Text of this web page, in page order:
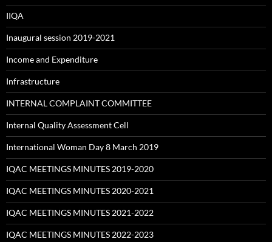
IIQA
Inaugural session 2019-2021
Income and Expenditure
Infrastructure
INTERNAL COMPLAINT COMMITTEE
Internal Quality Assessment Cell
International Woman Day 8 March 2019
IQAC MEETINGS MINUTES 2019-2020
IQAC MEETINGS MINUTES 2020-2021
IQAC MEETINGS MINUTES 2021-2022
IQAC MEETINGS MINUTES 2022-2023